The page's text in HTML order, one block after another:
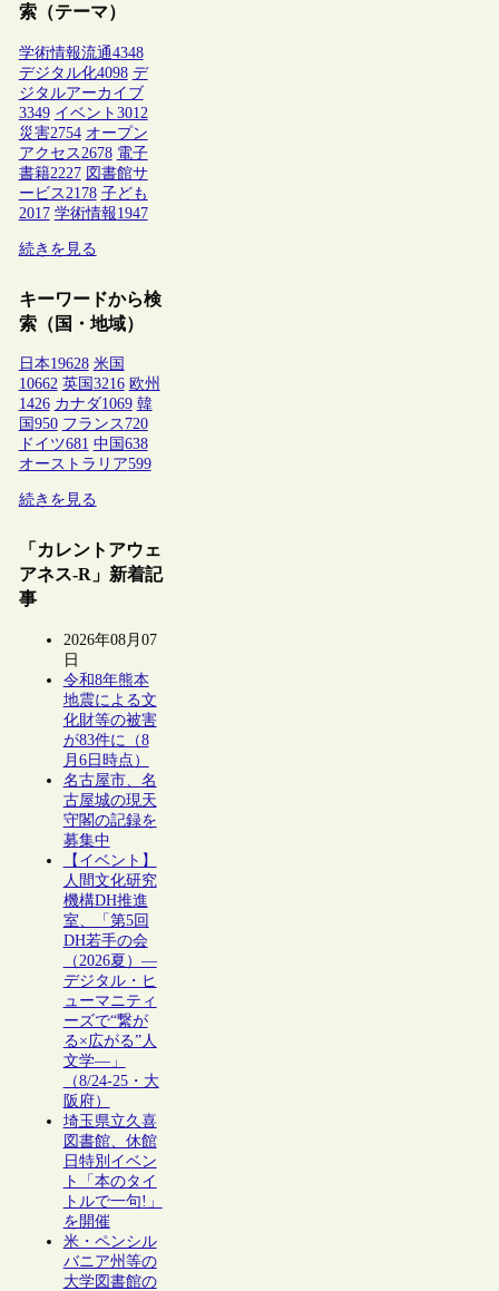
索（テーマ）
学術情報流通4348
デジタル化4098 デ
ジタルアーカイブ
3349 イベント 3012
災害2754 オープン
アクセス 2678 電子
書籍2227 図書館サ
ービス 2178 子ども
2017 学術情報1947
続きを見る
キーワードから検
索（国・地域）
日本19628 米国
10662 英国 3216 欧州
1426 カナダ1069 韓
国 950 フランス 720
ドイツ681 中国 638
オーストラリア599
続きを見る
「カレントアウェ
アネス-R」新着記
事
2026年08月07
日
令和8年熊本
地震による文
化財等の被害
が83件に（8
月6日時点）
名古屋市、名
古屋城の現天
守閣の記録を
募集中
【イベント】
人間文化研究
機構DH推進
室、「第5回
DH若手の会
（2026夏）―
デジタル・ヒ
ューマニティ
ーズで“繋が
る×広がる”人
文学―」
（8/24-25・大
阪府）
埼玉県立久喜
図書館、休館
日特別イベン
ト「本のタイ
トルで一句!」
を開催
米・ペンシル
バニア州等の
大学図書館の